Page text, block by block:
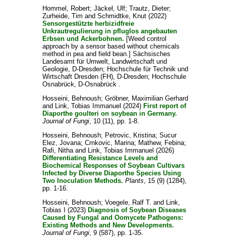
Hommel, Robert; Jäckel, Ulf; Trautz, Dieter;
Zurheide, Tim and Schmidtke, Knut(2022)
Sensorgestützte herbizidfreie
Unkrautregulierung in pfluglos angebauten
Erbsen und Ackerbohnen. [Weed control
approach by a sensor based without chemicals
method in pea and field bean.] Sächsisches
Landesamt für Umwelt, Landwirtschaft und
Geologie, D-Dresden; Hochschule für Technik und
Wirtschaft Dresden (FH), D-Dresden; Hochschule
Osnabrück, D-Osnabrück .
Hosseini, Behnoush; Gröbner, Maximilian Gerhard
and Link, Tobias Immanuel (2024) First report of
Diaporthe goulteri on soybean in Germany.
Journal of Fungi, 10 (11), pp. 1-8.
Hosseini, Behnoush; Petrovic, Kristina; Sucur
Elez, Jovana; Crnkovic, Marina; Mathew, Febina;
Rafi, Nithaand Link, Tobias Immanuel (2026)
Differentiating Resistance Levels and
Biochemical Responses of Soybean Cultivars
Infected by Diverse Diaporthe Species Using
Two Inoculation Methods. Plants, 15 (9) (1284),
pp. 1-16.
Hosseini, Behnoush; Voegele, Ralf T. and Link,
Tobias I
(2023) Diagnosis of Soybean Diseases
Caused by Fungal and Oomycete Pathogens:
Existing Methods and New Developments.
Journal of Fungi, 9 (587), pp. 1-35.